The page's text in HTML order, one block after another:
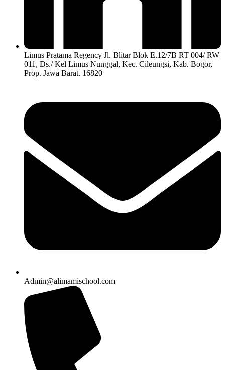
Limus Pratama Regency Jl. Blitar Blok E.12/7B RT 004/ RW
011, Ds./ Kel Limus Nunggal, Kec. Cileungsi, Kab. Bogor,
Prop. Jawa Barat. 16820
Admin@alimamischool.com